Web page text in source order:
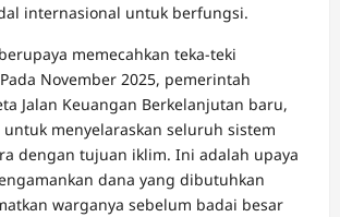
internasional untuk berfungsi.
memecahkan teka-teki
November 2025, pemerintah
Jalan Keuangan Berkelanjutan baru,
menyelaraskan seluruh sistem
dengan tujuan iklim. Ini adalah upaya
dana yang dibutuhkan
warganya sebelum badai besar